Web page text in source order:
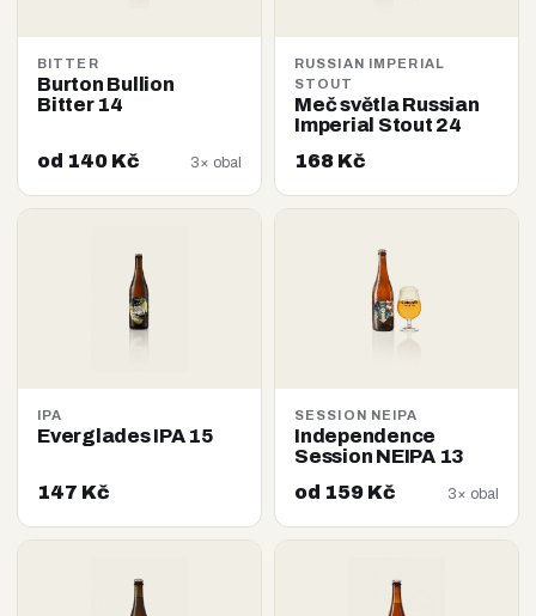
BITTER
Burton Bullion
Bitter 14
od 140 Kč 3× obal
RUSSIAN IMPERIAL
STOUT
Meč světla Russian
Imperial Stout 24
168 Kč
IPA
Everglades IPA 15
147 Kč
SESSION NEIPA
Independence
Session NEIPA 13
od 159 Kč
3× obal